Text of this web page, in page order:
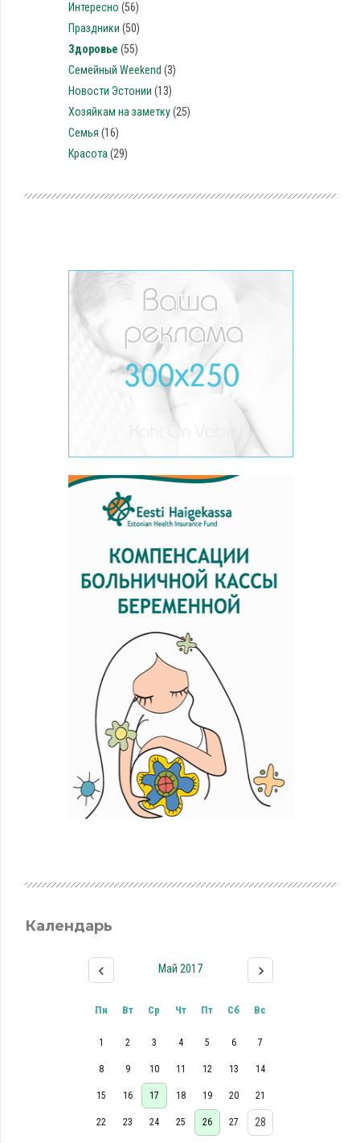
Интересно (56)
Праздники (50)
Здоровье (55)
Семейный Weekend (3)
Новости Эстонии (13)
Хозяйкам на заметку (25)
Семья (16)
Красота (29)
Календарь
Май 2017
Пн Вт Ср Чт Пт Сб Вс
1 2 3 4 5 6 7
8 9 10 11 12 13 14
15 16 17 18 19 20 21
22 23 24 25 26 27 28